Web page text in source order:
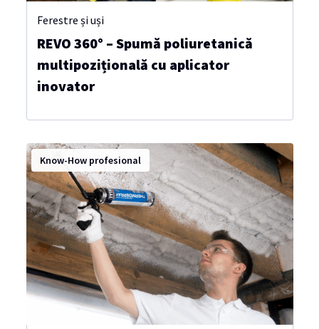
Ferestre și uși
REVO 360° – Spumă poliuretanică
multipozițională cu aplicator
inovator
Know-How profesional